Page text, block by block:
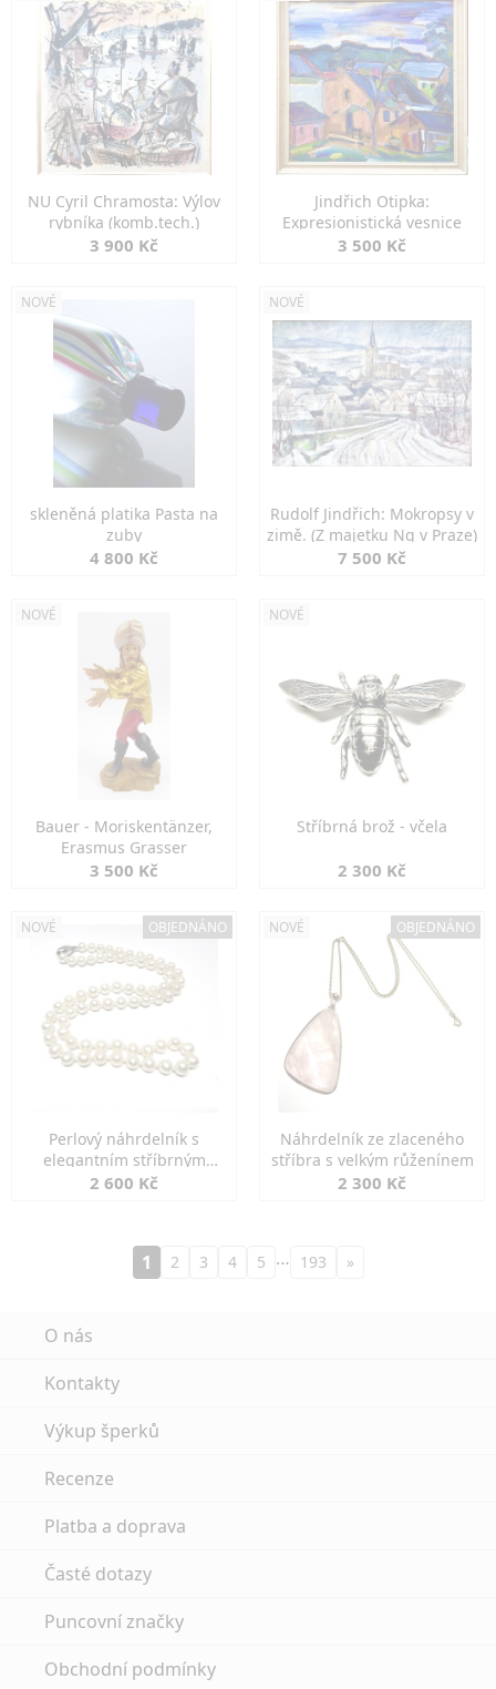
NU Cyril Chramosta: Výlov
rybníka (komb.tech.)
3 900 Kč
Jindřich Otipka:
Expresionistická vesnice
3 500 Kč
NOVÉ
skleněná platika Pasta na
zuby
4 800 Kč
NOVÉ
Rudolf Jindřich: Mokropsy v
zimě. (Z majetku Ng v Praze)
7 500 Kč
NOVÉ
Bauer - Moriskentänzer,
Erasmus Grasser
3 500 Kč
NOVÉ
Stříbrná brož - včela
2 300 Kč
NOVÉ OBJEDNÁNO
Perlový náhrdelník s
elegantním stříbrným
zapínáním
2 600 Kč
NOVÉ OBJEDNÁNO
Náhrdelník ze zlaceného
stříbra s velkým růženínem
2 300 Kč
1 2 3 4 5 … 193 »
O nás
Kontakty
Výkup šperků
Recenze
Platba a doprava
Časté dotazy
Puncovní značky
Obchodní podmínky